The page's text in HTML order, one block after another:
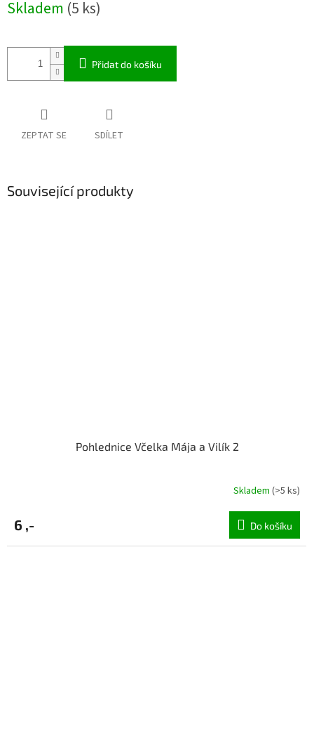
cena:
Skladem (5 ks)
Přidat do košíku
ZEPTAT SE SDÍLET
Související produkty
Pohlednice Včelka Mája a Vilík 2
Skladem (>5 ks)
6 ,- Do košíku